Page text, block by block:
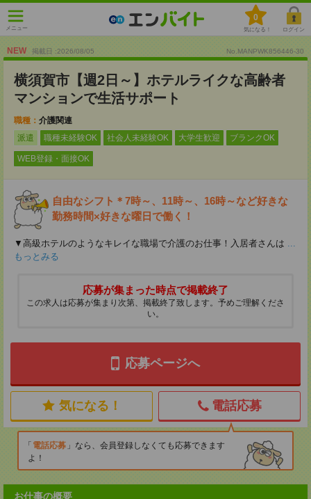
メニュー
0
気になる！ ログイン
NEW 掲載日 :2026/08/05 No.MANPWK856446-30
横須賀市【週2日～】ホテルライクな高齢者
マンションで生活サポート
職種： 介護関連
派遣
職種未経験OK 社会人未経験OK 大学生歓迎 ブランクOK
WEB登録・面接OK
自由なシフト＊7時～、11時～、16時～など好きな
勤務時間×好きな曜日で働く！
▼高級ホテルのようなキレイな職場で介護のお仕事！入居者さんは ...
もっとみる
応募が集まった時点で掲載終了
この求人は応募が集まり次第、掲載終了致します。予めご理解くださ
い。
応募ページへ
気になる！ 電話応募
電話応募
なら、会員登録しなくても応募できます
よ！
お仕事の概要